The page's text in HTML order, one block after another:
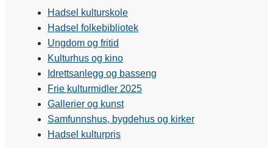
Hadsel kulturskole
Hadsel folkebibliotek
Ungdom og fritid
Kulturhus og kino
Idrettsanlegg og basseng
Frie kulturmidler 2025
Gallerier og kunst
Samfunnshus, bygdehus og kirker
Hadsel kulturpris